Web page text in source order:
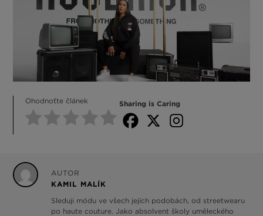
Ohodnoťte článek Sharing is Caring
AUTOR
KAMIL MALÍK
Sleduji módu ve všech jejích podobách, od streetwearu
po haute couture. Jako absolvent školy uměleckého